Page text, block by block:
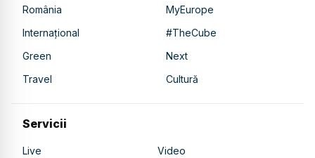
România
MyEurope
Internațional
#TheCube
Green
Next
Travel
Cultură
Servicii
Live Video